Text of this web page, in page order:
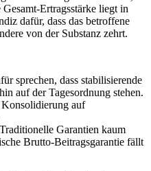
Ertragsstärke liegt in
dafür, dass das betroffene
von der Substanz zehrt.
sprechen, dass stabilisierende
auf der Tagesordnung stehen.
auf
Garantien kaum
Brutto-Beitragsgarantie fällt